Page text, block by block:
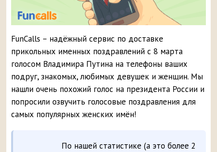
FunCalls – надёжный сервис по доставке
прикольных именных поздравлений с 8 марта
голосом Владимира Путина на телефоны ваших
подруг, знакомых, любимых девушек и женщин. Мы
нашли очень похожий голос на президента России и
попросили озвучить голосовые поздравления для
самых популярных женских имён!
По нашей статистике (а это более 2